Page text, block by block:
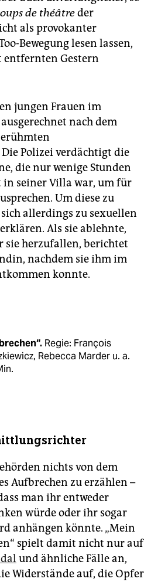
de théâtreder
als provokanter
Bewegung lesen lassen,
entfernten Gestern
jungen Frauen im
nach dem
Polizei verdächtigt die
die nur wenige Stunden
seiner Villa war, um für
Um diese zu
allerdings zu sexuellen
Als sie ablehnte,
sie herzufallen, berichtet
nachdem sie ihm im
konnte.
Regie: François
Rebecca Marder u. a.
nichts von dem
Aufbrechen zu erzählen –
man ihr entweder
würde oder ihr sogar
anhängen könnte. „Mein
spielt damit nicht nur auf
und ähnliche Fälle an,
Widerstände auf, die Opfer